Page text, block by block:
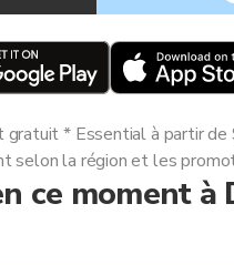
ce moment à
gratuit * Essential à partir
selon la région et les